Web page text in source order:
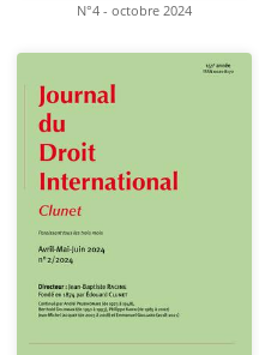
N°4 - octobre 2024